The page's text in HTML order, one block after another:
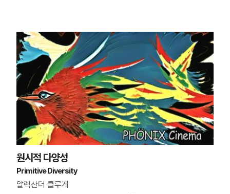
원시적 다양성
Primitive Diversity
알렉산더 클루게